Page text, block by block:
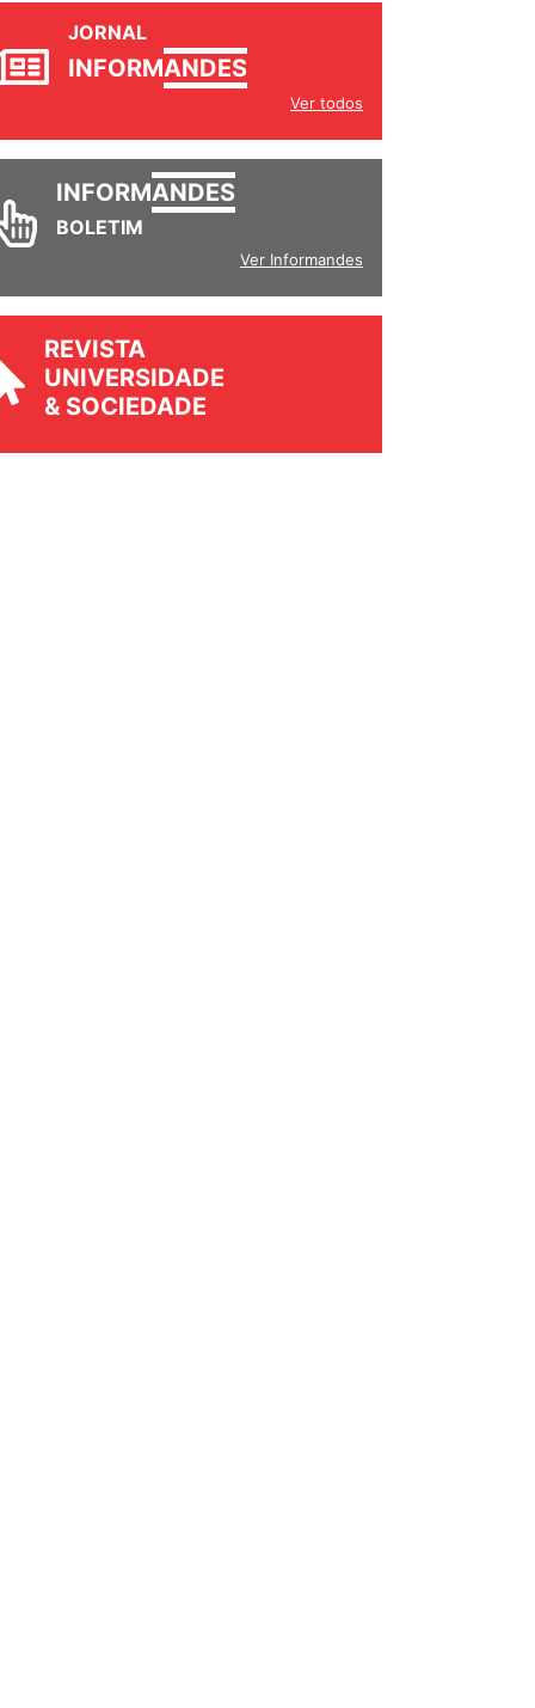
JORNAL
INFORMANDES
Ver todos
INFORMANDES
BOLETIM
Ver Informandes
REVISTA
UNIVERSIDADE
& SOCIEDADE